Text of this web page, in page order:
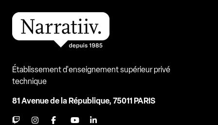
Établissement d'enseignement supérieur privé
technique
81 Avenue de la République, 75011 PARIS